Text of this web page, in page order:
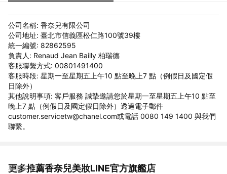
公司名稱: 香奈兒有限公司
公司地址: 臺北市信義區松仁路100號39樓
統一編號: 82862595
負責人: Renaud Jean Bailly 柏瑞德
客服聯繫方式: 00801491400
客服時段: 星期一至星期五上午10 點至晚上7 點（例假日及國定假
日除外）
其他說明事項: 客戶服務 誠摯邀請您於星期一至星期五上午10 點至
晚上7 點（例假日及國定假日除外）透過電子郵件
customer.servicetw@chanel.com或電話 0080 149 1400 與我們
聯繫。
更多推薦香奈兒美妝LINE官方旗艦店
看更多